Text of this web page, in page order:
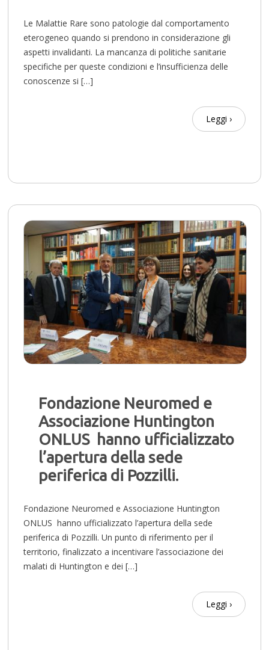
Le Malattie Rare sono patologie dal comportamento
eterogeneo quando si prendono in considerazione gli
aspetti invalidanti. La mancanza di politiche sanitarie
specifiche per queste condizioni e l’insufficienza delle
conoscenze si […]
Leggi ›
Fondazione Neuromed e
Associazione Huntington
ONLUS hanno ufficializzato
l’apertura della sede
periferica di Pozzilli.
Fondazione Neuromed e Associazione Huntington
ONLUS hanno ufficializzato l’apertura della sede
periferica di Pozzilli. Un punto di riferimento per il
territorio, finalizzato a incentivare l’associazione dei
malati di Huntington e dei […]
Leggi ›